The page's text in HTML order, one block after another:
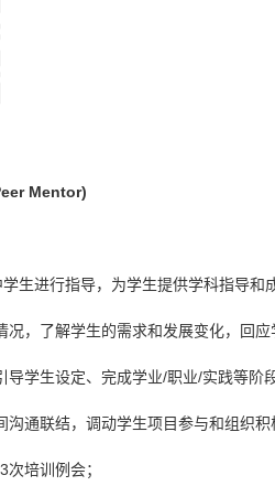
Mentor)
生进行指导，为学生提供学科指导和
况，了解学生的需求和发展变化，回
导学生设定、完成学业/职业/实践等阶
沟通联结，调动学生项目参与和组织积
培训例会；